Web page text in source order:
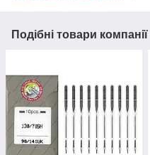
Подібні товари компанії